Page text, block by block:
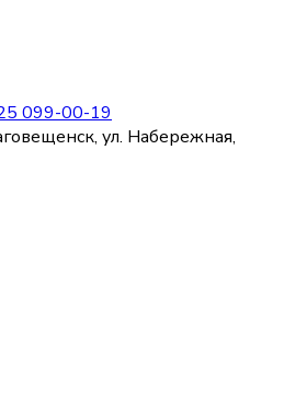
099-00-19
ул. Набережная,